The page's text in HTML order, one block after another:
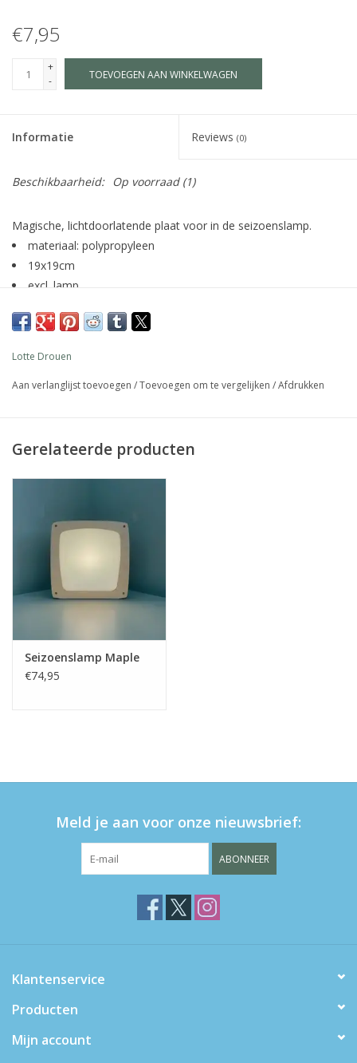
€7,95
+
-
TOEVOEGEN AAN WINKELWAGEN
Informatie Reviews (0)
Beschikbaarheid: Op voorraad(1)
Magische, lichtdoorlatende plaat voor in de seizoenslamp.
materiaal: polypropyleen
19x19cm
excl. lamp
Lotte Drouen
Aan verlanglijst toevoegen /Toevoegen om te vergelijken /Afdrukken
Gerelateerde producten
Seizoenslamp Maple
€74,95
Meld je aan voor onze nieuwsbrief:
ABONNEER
Klantenservice
Producten
Mijn account